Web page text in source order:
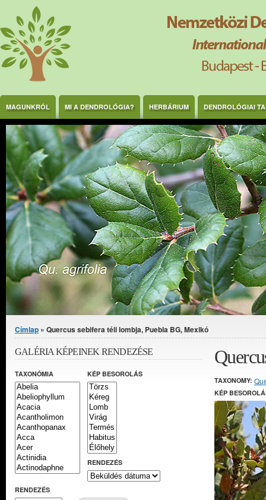
Ugrás a tartalomra
MAGUNKRÓL MI A DENDROLÓGIA? HERBÁRIUM DENDROLÓGIAI
Jelenlegi hely
Címlap » Quercus sebifera téli lombja, Puebla BG, Mexikó
TAXONOMY:
KÉP
GALÉRIA KÉPEINEK RENDEZÉSE
TAXONÓMIA KÉP BESOROLÁS
RENDEZÉS
RENDEZÉS